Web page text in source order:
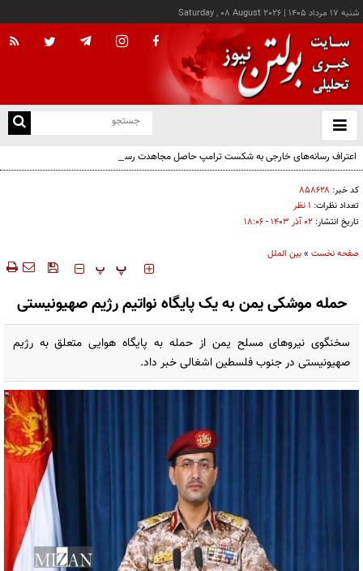
شنبه ۱۷ مرداد ۱۴۰۵ |
Saturday , 08 August 2026
باز
و
اعتراف رسانه‌های خارجی به شکست ترامپ حاصل مجاهدت رسانه‌های انقلابی است
کد خبر: ۸۵۸۶۲۸
تعداد نظرات: ۱ نظر
تاریخ انتشار: ۰۲ آذر ۱۴۰۳ - ۱۸:۰۶
صفحه نخست »بین الملل
‍‍‍ پ پ
حمله موشکی یمن به یک پایگاه نواتیم رژیم صهیونیستی
سخنگوی نیروهای مسلح یمن از حمله به پایگاه هوایی متعلق به رژیم
صهیونیستی در جنوب فلسطین اشغالی خبر داد.